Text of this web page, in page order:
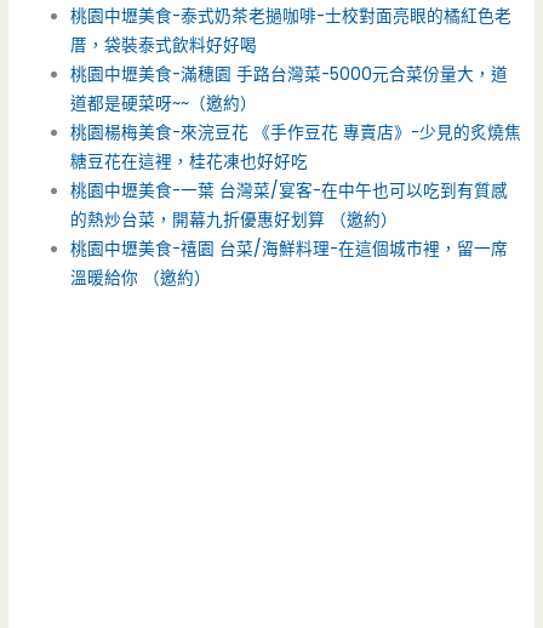
桃園中壢美食-泰式奶茶老撾咖啡-士校對面亮眼的橘紅色老
厝，袋裝泰式飲料好好喝
桃園中壢美食-滿穗園 手路台灣菜-5000元合菜份量大，道
道都是硬菜呀~~（邀約）
桃園楊梅美食-來浣豆花 《手作豆花 專賣店》-少見的炙燒焦
糖豆花在這裡，桂花凍也好好吃
桃園中壢美食-一葉 台灣菜/宴客-在中午也可以吃到有質感
的熱炒台菜，開幕九折優惠好划算 （邀約）
桃園中壢美食-禧園 台菜/海鮮料理-在這個城市裡，留一席
溫暖給你 （邀約）